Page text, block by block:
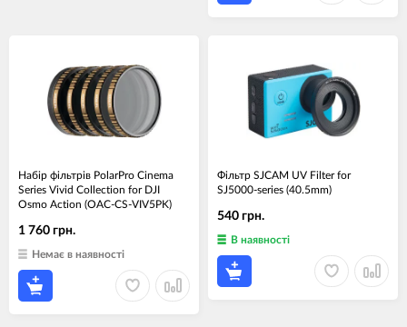
Набір фільтрів PolarPro Cinema
Series Vivid Collection for DJI
Osmo Action (OAC-CS-VIV5PK)
1 760 грн.
Немає в наявності
Фільтр SJCAM UV Filter for
SJ5000-series (40.5mm)
540 грн.
В наявності